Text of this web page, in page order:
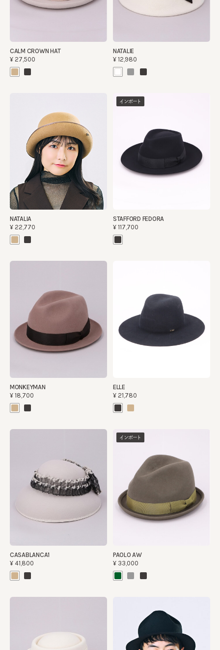
CALM CROWN HAT
¥27,500
NATALIE
¥12,980
NATALIA
¥22,770
インポート
STAFFORD FEDORA
¥117,700
MONKEYMAN
¥18,700
ELLE
¥21,780
CASABLANCA1
¥41,800
インポート
PAOLO AW
¥33,000